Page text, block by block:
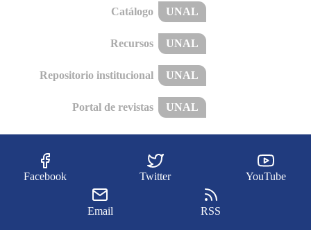
Catálogo UNAL
Recursos UNAL
Repositorio institucional UNAL
Portal de revistas UNAL
Facebook Twitter YouTube
Email RSS